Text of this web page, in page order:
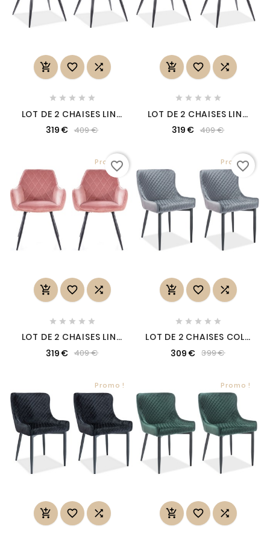
  
    
LOT DE 2 CHAISES LINA
QUALITÉ, COULEUR
319 € 409 €
  
    
LOT DE 2 CHAISES LINA
QUALITÉ, COULEUR
319 € 409 €
Promo !
  
    
LOT DE 2 CHAISES LINA
QUALITÉ, COULEUR
319 € 409 €
favorite_border Promo !
  
    
LOT DE 2 CHAISES COLB
QUALITÉ, COULEUR
309 € 399 €
favorite_border
Promo !
  
Promo !
  